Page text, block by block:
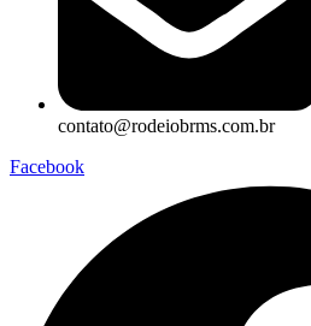
contato@rodeiobrms.com.br
Facebook